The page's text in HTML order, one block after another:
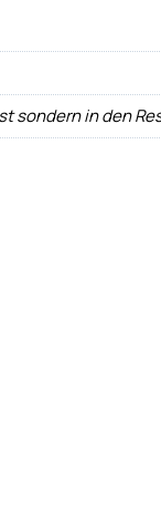
sondern in den